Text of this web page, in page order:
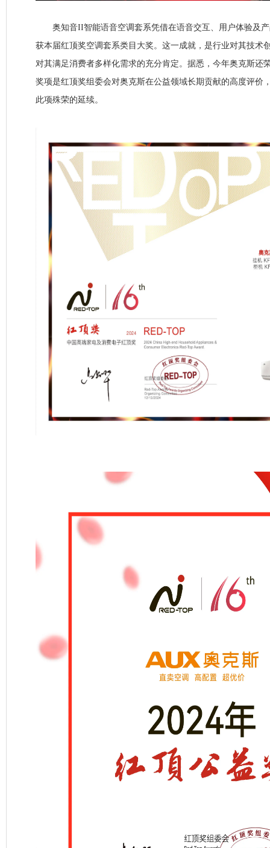
奥知音II智能语音空调套系凭借在语音交互、用户体验及产
获本届红顶奖空调套系类目大奖。这一成就，是行业对其技术
对其满足消费者多样化需求的充分肯定。据悉，今年奥克斯还
奖项是红顶奖组委会对奥克斯在公益领域长期贡献的高度评价
此项殊荣的延续。